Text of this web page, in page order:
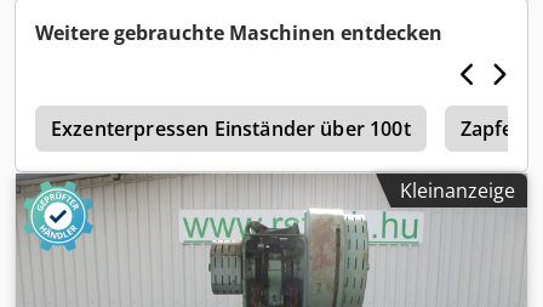
2000g/m². Dokumentation vorhanden. Eine Besichtigung
vor Ort ist möglich. Chodpfxsyi E E Ao Ahhoa
Weitere gebrauchte Maschinen entdecken
Exzenterpressen Einständer über 100t
Kleinanzeige